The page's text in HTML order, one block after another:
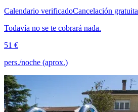
Calendario verificadoCancelación gratuita
Todavía no se te cobrará nada.
51 €
pers./noche (aprox.)